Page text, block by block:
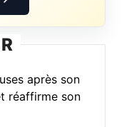
après son
réaffirme son